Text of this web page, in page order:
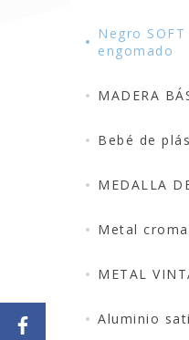
Negro SOFT
engomado
MADERA
Bebé de
MEDALLA
Metal
METAL
Aluminio